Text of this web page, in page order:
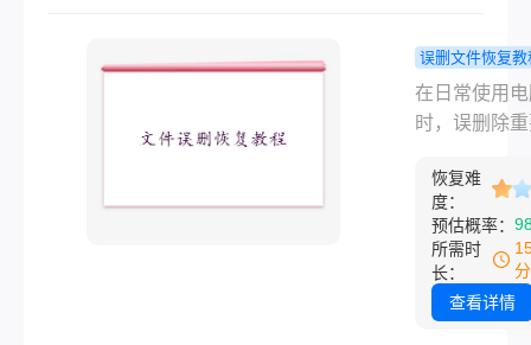
功恢复。那
删除怎么找
本文将提供
恢复步骤、
荐以及预防
失的实用技
误删文件恢复教
脑误删除的
怎么恢复？
在日常使用
时，误删除
到的棘手问
论是误按了
Shift+Delete
除，还是清
站后追悔莫
恢复难
度：
预估概率：
所需时
长：
查看详情